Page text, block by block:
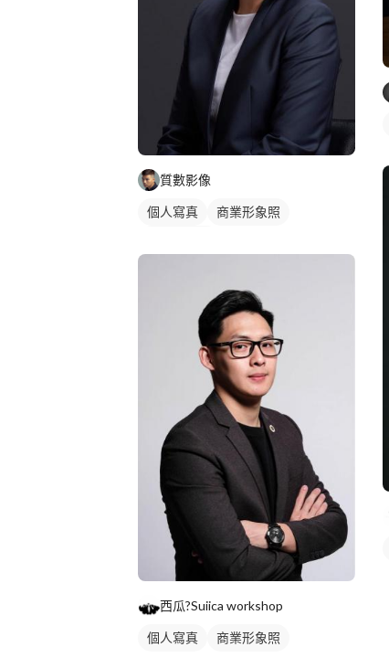
質數影像
個人寫真
商業形象照
西瓜?Suiica workshop
個人寫真 商業形象照